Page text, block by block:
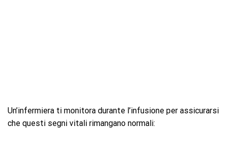
Un’infermiera ti monitora durante l’infusione per assicurarsi
che questi segni vitali rimangano normali: